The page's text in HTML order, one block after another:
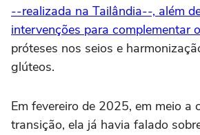
--realizada na Tailândia--, além
intervenções para complementar
próteses nos seios e
glúteos.
Em fevereiro de 2025, em meio a
transição, ela já havia falado